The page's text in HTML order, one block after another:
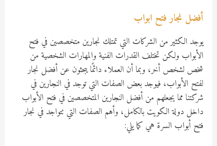
أفضل نجار فتح ابواب
يوجد الكثير من الشركات التي تمتلك نجارين متخصصين في فتح
الأبواب ولكن تختلف القدرات الفنية والمهارات الشخصية من
شخص لشخص أخر، وبما أن العملاء دائمًا يبحثون عن أفضل نجار
لفتح الأبواب، فيوجد بعض الصفات التي توجد في النجارين في
شركتنا مما يجعلهم من أفضل النجارين المتخصصين في فتح الأبواب
داخل دولة الكويت بالكامل، وأهم الصفات التي تتواجد في نجار
فتح أبواب السرة هي كما يلي: